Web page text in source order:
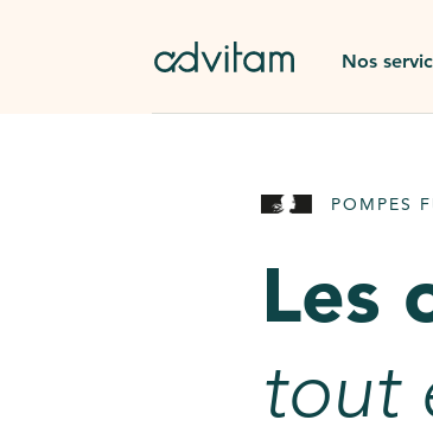
Nos
Rapatriement à
Pierre tombale
AssistGPT
POMPES
Les
tout